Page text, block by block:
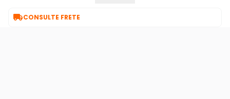
CONSULTE FRETE